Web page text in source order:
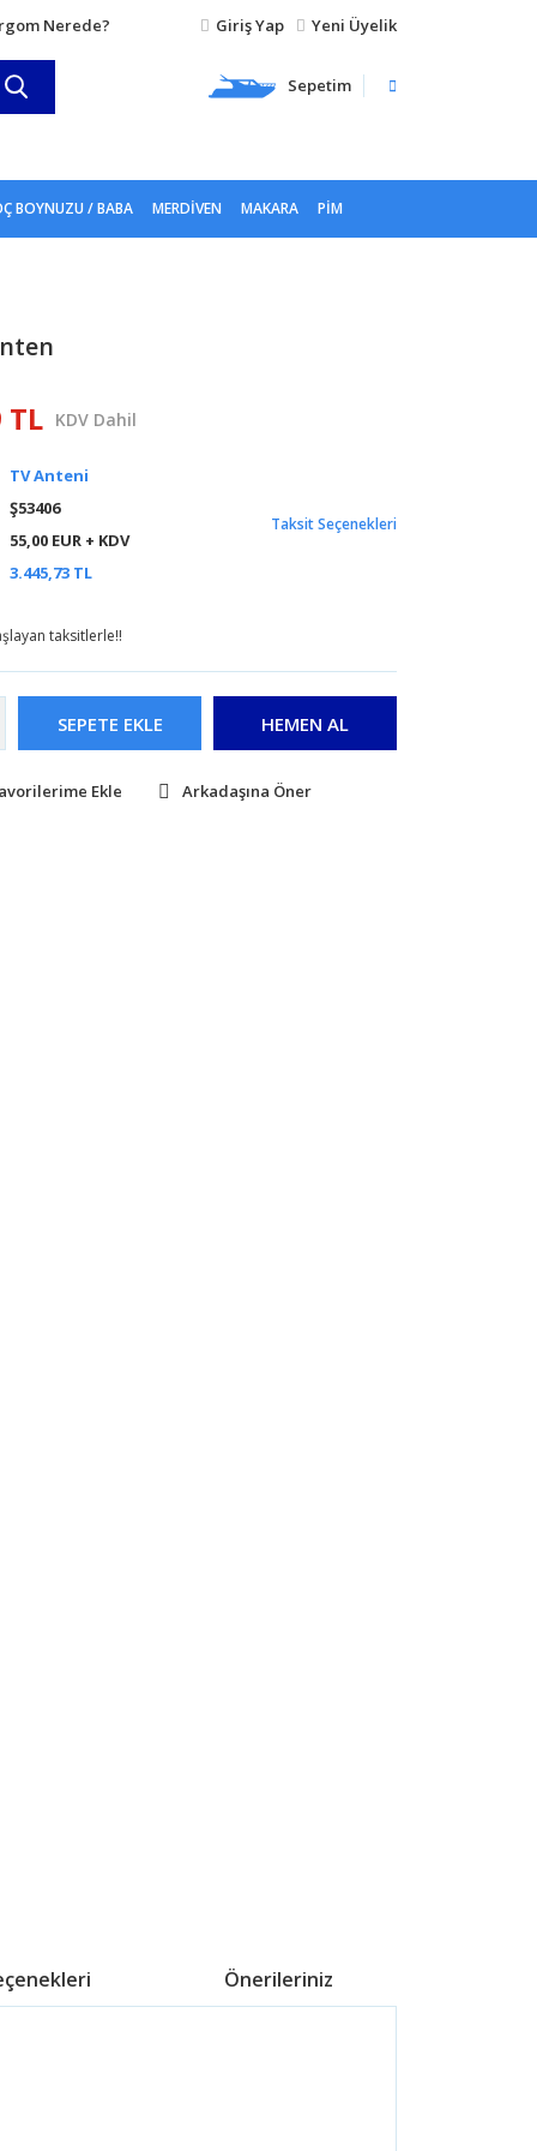
Nerede? Giriş Yap Yeni Üyelik
Sepetim
BOYNUZU / BABA MERDIVEN MAKARA PIM
TL KDV Dahil
TV Anteni
Ş53406
55,00 EUR + KDV
3.445,73 TL
Taksit Seçenekleri
taksitlerle!!
SEPETE EKLE HEMEN AL
Arkadaşına Öner
Önerileriniz